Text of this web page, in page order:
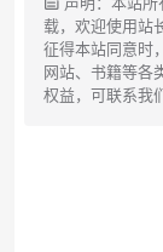
载，欢迎使用站
征得本站同意时
网站、书籍等各
权益，可联系我